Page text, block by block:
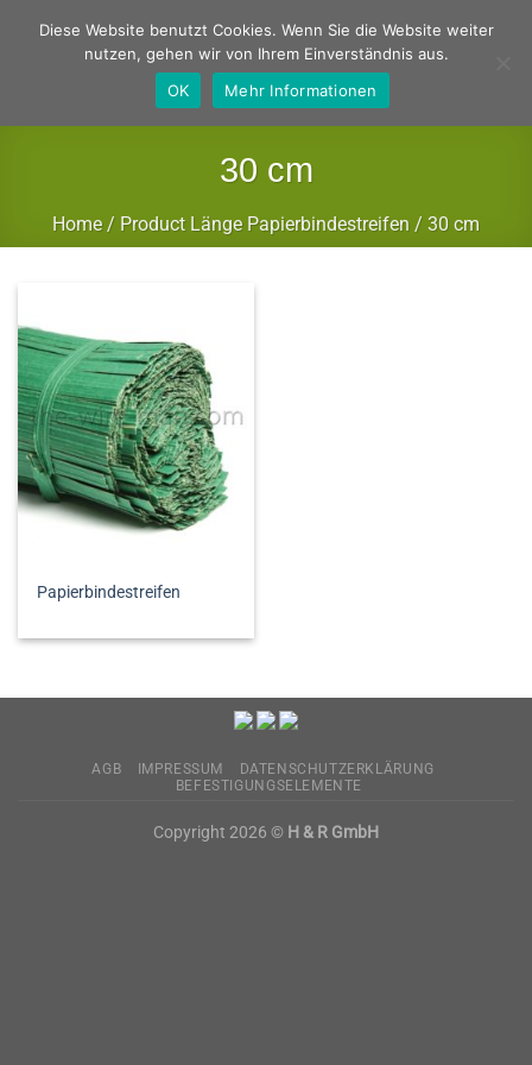
Inhalt
30 cm
Home / Product Länge Papierbindestreifen / 30 cm
Papierbindestreifen
AGB IMPRESSUM
DATENSCHUTZERKLÄRUNG
BEFESTIGUNGSELEMENTE
Copyright 2026 © H & R GmbH
Diese Website benutzt Cookies. Wenn Sie die Website weiter
nutzen, gehen wir von Ihrem Einverständnis aus.
OK
Mehr Informationen